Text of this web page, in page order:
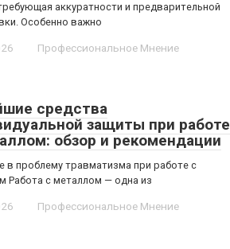
аккуратности и предварительной
Особенно важно
Профессиональное Мнение
средства
защиты при работе
обзор и рекомендации
в проблему травматизма при работе с
Работа с металлом — одна из
Профессиональное Мнение